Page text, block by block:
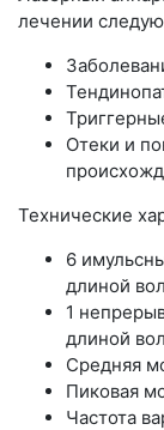
лечении
Отеки и
Технические
6
длиной
1
длиной
Средняя
Пиковая
Частота